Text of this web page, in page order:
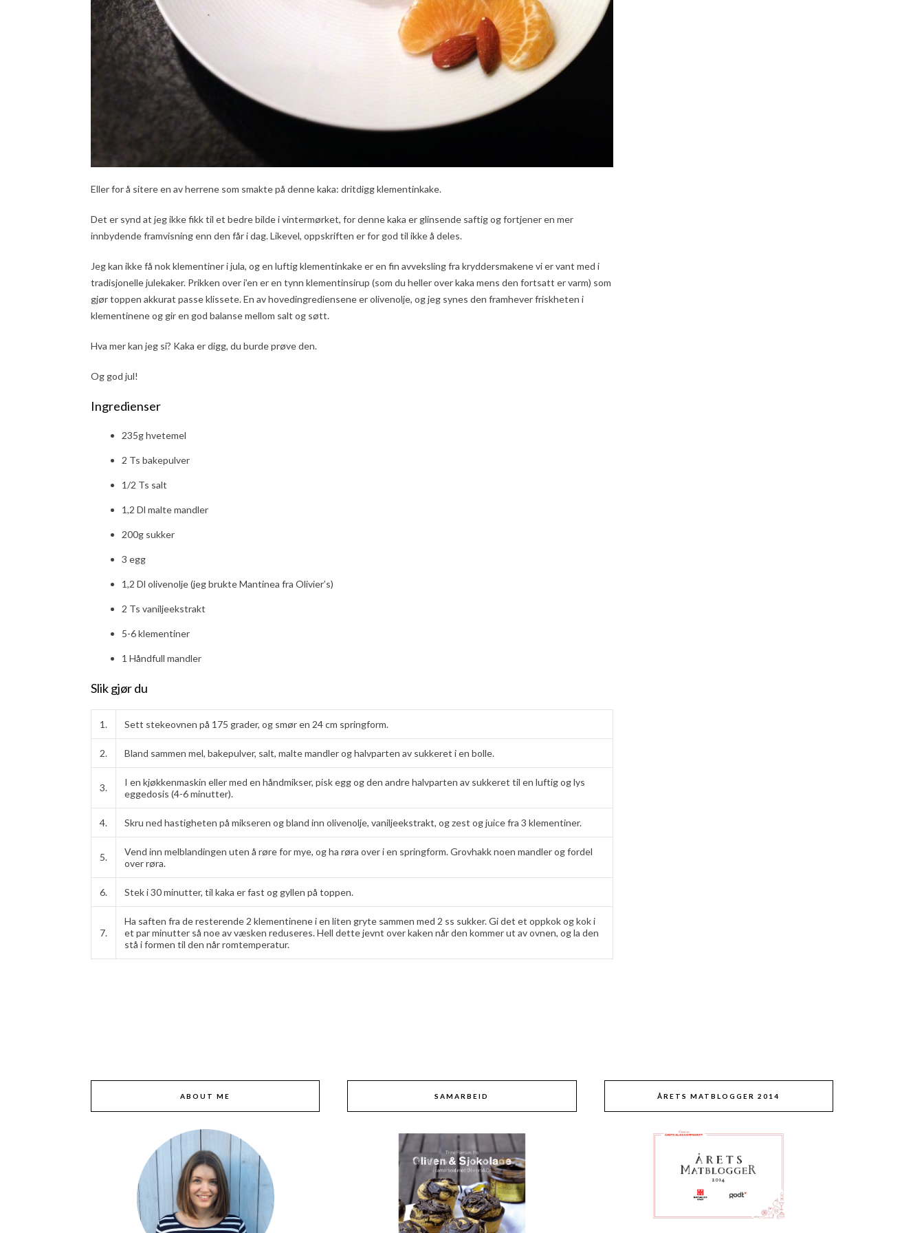
Eller for å sitere en av herrene som smakte på denne kaka: dritdigg klementinkake.
Det er synd at jeg ikke fikk til et bedre bilde i vintermørket, for denne kaka er glinsende saftig og fortjener en mer
innbydende framvisning enn den får i dag. Likevel, oppskriften er for god til ikke å deles.
Jeg kan ikke få nok klementiner i jula, og en luftig klementinkake er en fin avveksling fra kryddersmakene vi er vant med i
tradisjonelle julekaker. Prikken over i’en er en tynn klementinsirup (som du heller over kaka mens den fortsatt er varm) som
gjør toppen akkurat passe klissete. En av hovedingrediensene er olivenolje, og jeg synes den framhever friskheten i
klementinene og gir en god balanse mellom salt og søtt.
Hva mer kan jeg si? Kaka er digg, du burde prøve den.
Og god jul!
Ingredienser
235g hvetemel
2 Ts bakepulver
1/2 Ts salt
1,2 Dl malte mandler
200g sukker
3 egg
1,2 Dl olivenolje (jeg brukte Mantinea fra Olivier’s)
2 Ts vaniljeekstrakt
5-6 klementiner
1 Håndfull mandler
Slik gjør du
1. Sett stekeovnen på 175 grader, og smør en 24 cm springform.
2. Bland sammen mel, bakepulver, salt, malte mandler og halvparten av sukkeret i en bolle.
3.
I en kjøkkenmaskin eller med en håndmikser, pisk egg og den andre halvparten av sukkeret til en luftig og lys
eggedosis (4-6 minutter).
4. Skru ned hastigheten på mikseren og bland inn olivenolje, vaniljeekstrakt, og zest og juice fra 3 klementiner.
5.
Vend inn melblandingen uten å røre for mye, og ha røra over i en springform. Grovhakk noen mandler og fordel
over røra.
6. Stek i 30 minutter, til kaka er fast og gyllen på toppen.
7.
Ha saften fra de resterende 2 klementinene i en liten gryte sammen med 2 ss sukker. Gi det et oppkok og kok i
et par minutter så noe av væsken reduseres. Hell dette jevnt over kaken når den kommer ut av ovnen, og la den
stå i formen til den når romtemperatur.
ABOUT ME SAMARBEID ÅRETS MATBLOGGER 2014